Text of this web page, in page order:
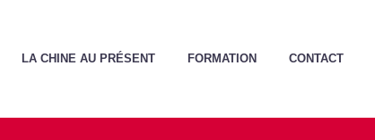
LA CHINE AU PRÉSENT FORMATION CONTACT